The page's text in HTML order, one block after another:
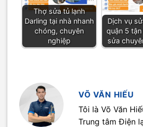
Thợ sửa tủ lạnh
Darling tại nhà nhanh
chóng, chuyên
nghiệp
Dịch vụ
quận 5
sửa
VÕ VĂN HIẾU
Tôi là Võ Văn
Trung tâm Điện